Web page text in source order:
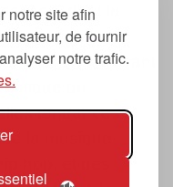
notre site afin
de fournir
notre trafic.
dont la
», « suivant
du
tendances
la musique
hop, et des